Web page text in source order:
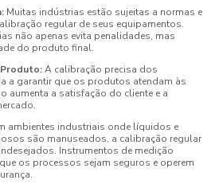
Muitas indústrias estão sujeitas a normas e
regular de seus equipamentos.
não apenas evita penalidades, mas
do produto final.
A calibração precisa dos
a garantir que os produtos atendam às
aumenta a satisfação do cliente e a
ambientes industriais onde líquidos e
são manuseados, a calibração regular
Instrumentos de medição
os processos sejam seguros e operem